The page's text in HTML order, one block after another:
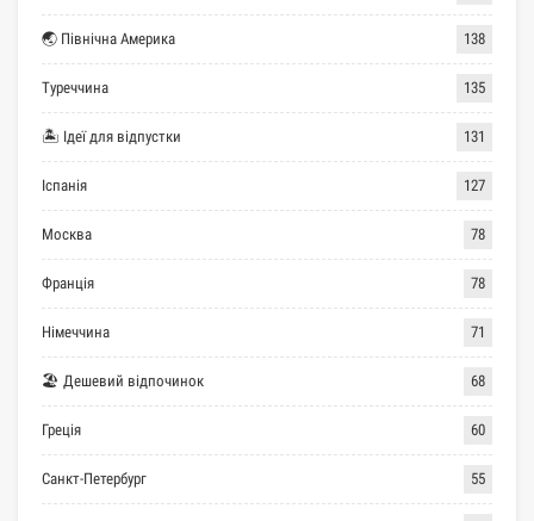
🌏 Північна Америка 138
Туреччина 135
🏝 Ідеї для відпустки 131
Іспанія 127
Москва 78
Франція 78
Німеччина 71
🏖 Дешевий відпочинок 68
Греція 60
Санкт-Петербург 55